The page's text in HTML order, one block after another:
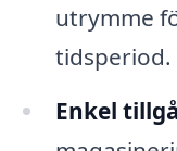
utrymme
tidsperiod.
Enkel